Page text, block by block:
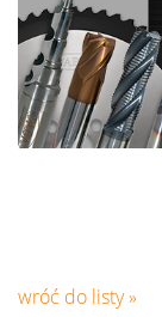
wróć do listy »